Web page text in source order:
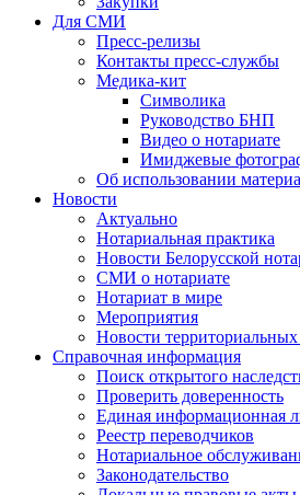
Для СМИ
Пресс-релизы
Контакты пресс-службы
Медика-кит
Символика
Руководство БНП
Видео о нотариате
Имиджевые
Об использовании
Новости
Актуально
Нотариальная практика
Новости Белорусской
СМИ о нотариате
Нотариат в мире
Мероприятия
Новости
Справочная информация
Поиск открытого
Проверить доверенность
Единая информационная
Реестр переводчиков
Нотариальное
Законодательство